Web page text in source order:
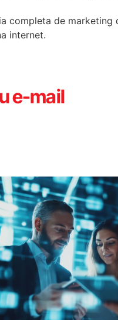
completa de
internet.
e-mail